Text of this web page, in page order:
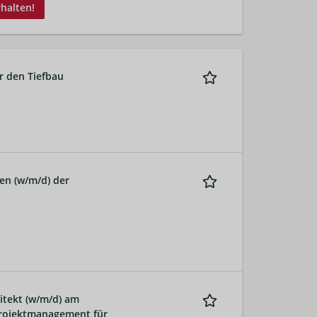
den Tiefbau
(w/m/d) der
(w/m/d) am
für